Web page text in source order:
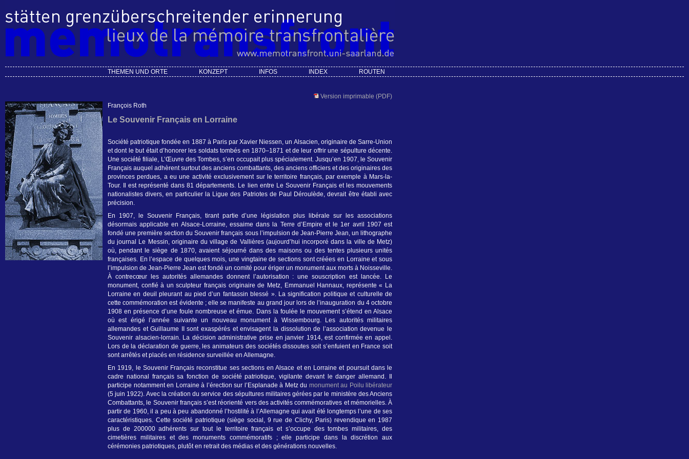
THEMEN UND ORTE KONZEPT INFOS INDEX ROUTEN
Version imprimable (PDF)
François Roth
Le Souvenir Français en Lorraine
Société patriotique fondée en 1887 à Paris par Xavier Niessen, un Alsacien, originaire de Sarre-Union
et dont le but était d’honorer les soldats tombés en 1870–1871 et de leur offrir une sépulture décente.
Une société filiale, L’Œuvre des Tombes, s’en occupait plus spécialement. Jusqu’en 1907, le Souvenir
Français auquel adhèrent surtout des anciens combattants, des anciens officiers et des originaires des
provinces perdues, a eu une activité exclusivement sur le territoire français, par exemple à Mars-la-
Tour. Il est représenté dans 81 départements. Le lien entre Le Souvenir Français et les mouvements
nationalistes divers, en particulier la Ligue des Patriotes de Paul Déroulède, devrait être établi avec
précision.
En 1907, le Souvenir Français, tirant partie d’une législation plus libérale sur les associations
désormais applicable en Alsace-Lorraine, essaime dans la Terre d’Empire et le 1er avril 1907 est
fondé une première section du Souvenir français sous l’impulsion de Jean-Pierre Jean, un lithographe
du journal Le Messin, originaire du village de Vallières (aujourd’hui incorporé dans la ville de Metz)
où, pendant le siège de 1870, avaient séjourné dans des maisons ou des tentes plusieurs unités
françaises. En l’espace de quelques mois, une vingtaine de sections sont créées en Lorraine et sous
l’impulsion de Jean-Pierre Jean est fondé un comité pour ériger un monument aux morts à Noisseville.
À contrecœur les autorités allemandes donnent l’autorisation : une souscription est lancée. Le
monument, confié à un sculpteur français originaire de Metz, Emmanuel Hannaux, représente « La
Lorraine en deuil pleurant au pied d’un fantassin blessé ». La signification politique et culturelle de
cette commémoration est évidente ; elle se manifeste au grand jour lors de l’inauguration du 4 octobre
1908 en présence d’une foule nombreuse et émue. Dans la foulée le mouvement s’étend en Alsace
où est érigé l’année suivante un nouveau monument à Wissembourg. Les autorités militaires
allemandes et Guillaume II sont exaspérés et envisagent la dissolution de l’association devenue le
Souvenir alsacien-lorrain. La décision administrative prise en janvier 1914, est confirmée en appel.
Lors de la déclaration de guerre, les animateurs des sociétés dissoutes soit s’enfuient en France soit
sont arrêtés et placés en résidence surveillée en Allemagne.
En 1919, le Souvenir Français reconstitue ses sections en Alsace et en Lorraine et poursuit dans le
cadre national français sa fonction de société patriotique, vigilante devant le danger allemand. Il
participe notamment en Lorraine à l’érection sur l’Esplanade à Metz du monument au Poilu libérateur
(5 juin 1922). Avec la création du service des sépultures militaires gérées par le ministère des Anciens
Combattants, le Souvenir français s’est réorienté vers des activités commémoratives et mémorielles. À
partir de 1960, il a peu à peu abandonné l’hostilité à l’Allemagne qui avait été longtemps l’une de ses
caractéristiques. Cette société patriotique (siège social, 9 rue de Clichy, Paris) revendique en 1987
plus de 200000 adhérents sur tout le territoire français et s’occupe des tombes militaires, des
cimetières militaires et des monuments commémoratifs ; elle participe dans la discrétion aux
cérémonies patriotiques, plutôt en retrait des médias et des générations nouvelles.